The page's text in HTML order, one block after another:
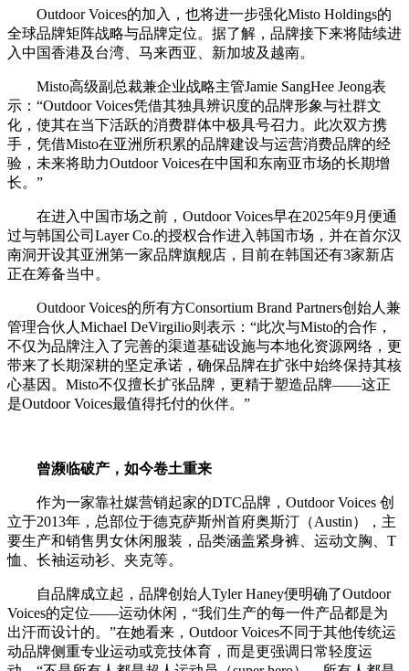
Outdoor Voices的加入，也将进一步强化Misto Holdings的
全球品牌矩阵战略与品牌定位。据了解，品牌接下来将陆续进
入中国香港及台湾、马来西亚、新加坡及越南。
Misto高级副总裁兼企业战略主管Jamie SangHee Jeong表
示：“Outdoor Voices凭借其独具辨识度的品牌形象与社群文
化，使其在当下活跃的消费群体中极具号召力。此次双方携
手，凭借Misto在亚洲所积累的品牌建设与运营消费品牌的经
验，未来将助力Outdoor Voices在中国和东南亚市场的长期增
长。”
在进入中国市场之前，Outdoor Voices早在2025年9月便通
过与韩国公司Layer Co.的授权合作进入韩国市场，并在首尔汉
南洞开设其亚洲第一家品牌旗舰店，目前在韩国还有3家新店
正在筹备当中。
Outdoor Voices的所有方Consortium Brand Partners创始人兼
管理合伙人Michael DeVirgilio则表示：“此次与Misto的合作，
不仅为品牌注入了完善的渠道基础设施与本地化资源网络，更
带来了长期深耕的坚定承诺，确保品牌在扩张中始终保持其核
心基因。Misto不仅擅长扩张品牌，更精于塑造品牌——这正
是Outdoor Voices最值得托付的伙伴。”
曾濒临破产，如今卷土重来
作为一家靠社媒营销起家的DTC品牌，Outdoor Voices 创
立于2013年，总部位于德克萨斯州首府奥斯汀（Austin），主
要生产和销售男女休闲服装，品类涵盖紧身裤、运动文胸、T
恤、长袖运动衫、夹克等。
自品牌成立起，品牌创始人Tyler Haney便明确了Outdoor
Voices的定位——运动休闲，“我们生产的每一件产品都是为
出汗而设计的。”在她看来，Outdoor Voices不同于其他传统运
动品牌侧重专业运动或竞技体育，而是更强调日常轻度运